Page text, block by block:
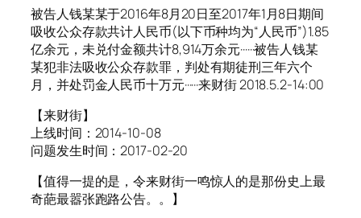
被告人钱某某于2016年8月20日至2017年1月8日期间
吸收公众存款共计人民币(以下币种均为“人民币”)1.85
亿余元，未兑付金额共计8,914万余元······被告人钱某
某犯非法吸收公众存款罪，判处有期徒刑三年六个
月，并处罚金人民币十万元······来财街 2018.5.2-14:00
【来财街】
上线时间：2014-10-08
问题发生时间：2017-02-20
【值得一提的是，令来财街一鸣惊人的是那份史上最
奇葩最嚣张跑路公告。。】